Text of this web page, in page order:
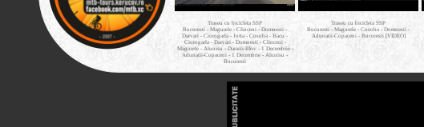
Traseu cu bicicleta SSP
Bucuresti - Magurele - Clinceni - Domnesti -
Darvari - Ciorogarla - Joita - Cosoba - Bacu -
Ciorogarla - Darvari - Domnesti - Clinceni -
Magurele - Alunisu - Darasti-Ilfov - 1 Decembrie -
Adunatii-Copaceni - 1 Decembrie - Alunisu -
Bucuresti
Traseu cu bicicleta SSP
Bucuresti - Magurele - Cosoba - Domnesti -
Adunatii-Copaceni - Bucuresti [VIDEO]